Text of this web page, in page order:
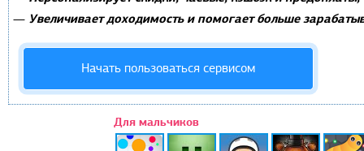
— Увеличивает доходимость и помогает больше
Начать пользоваться сервисом
Для мальчиков